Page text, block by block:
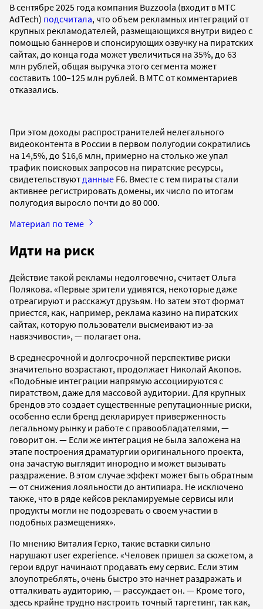
В сентябре 2025 года компания Buzzoola (входит в МТС
AdTech) подсчитала, что объем рекламных интеграций от
крупных рекламодателей, размещающихся внутри видео с
помощью баннеров и спонсирующих озвучку на пиратских
сайтах, до конца года может увеличиться на 35%, до 63
млн рублей, общая выручка этого сегмента может
составить 100–125 млн рублей. В МТС от комментариев
отказались.
При этом доходы распространителей нелегального
видеоконтента в России в первом полугодии сократились
на 14,5%, до $16,6 млн, примерно на столько же упал
трафик поисковых запросов на пиратские ресурсы,
свидетельствуют данные F6. Вместе с тем пираты стали
активнее регистрировать домены, их число по итогам
полугодия выросло почти до 80 000.
Материал по теме
Идти на риск
Действие такой рекламы недолговечно, считает Ольга
Полякова. «Первые зрители удивятся, некоторые даже
отреагируют и расскажут друзьям. Но затем этот формат
приестся, как, например, реклама казино на пиратских
сайтах, которую пользователи высмеивают из-за
навязчивости», — полагает она.
В среднесрочной и долгосрочной перспективе риски
значительно возрастают, продолжает Николай Акопов.
«Подобные интеграции напрямую ассоциируются с
пиратством, даже для массовой аудитории. Для крупных
брендов это создает существенные репутационные риски,
особенно если бренд декларирует приверженность
легальному рынку и работе с правообладателями, —
говорит он. — Если же интеграция не была заложена на
этапе построения драматургии оригинального проекта,
она зачастую выглядит инородно и может вызывать
раздражение. В этом случае эффект может быть обратным
— от снижения лояльности до антипиара. Не исключено
также, что в ряде кейсов рекламируемые сервисы или
продукты могли не подозревать о своем участии в
подобных размещениях».
По мнению Виталия Герко, такие вставки сильно
нарушают user experience. «Человек пришел за сюжетом, а
герои вдруг начинают продавать ему сервис. Если этим
злоупотреблять, очень быстро это начнет раздражать и
отталкивать аудиторию, — рассуждает он. — Кроме того,
здесь крайне трудно настроить точный таргетинг, так как,